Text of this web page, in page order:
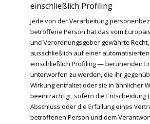
einschließlich Profiling
Jede von der Verarbeitung
betroffene Person hat das vom
und Verordnungsgeber gewährte
ausschließlich auf einer
einschließlich Profiling — beruhenden
unterworfen zu werden, die ihr
Wirkung entfaltet oder sie in ähnlicher
beeinträchtigt, sofern die Entscheidung
Abschluss oder die Erfüllung eines
betroffenen Person und dem